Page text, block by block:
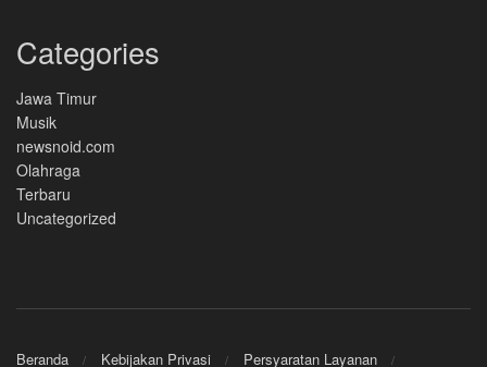
Categories
Jawa Timur
Musik
newsnoid.com
Olahraga
Terbaru
Uncategorized
Beranda Kebijakan Privasi Persyaratan Layanan